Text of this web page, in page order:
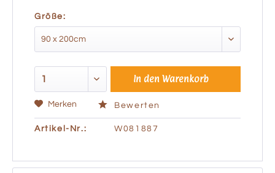
Größe:
In den Warenkorb
Merken Bewerten
Artikel-Nr.: W081887